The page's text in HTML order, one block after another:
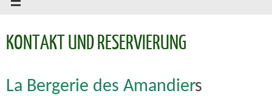
KONTAKT UND RESERVIERUNG
La Bergerie des Amandiers